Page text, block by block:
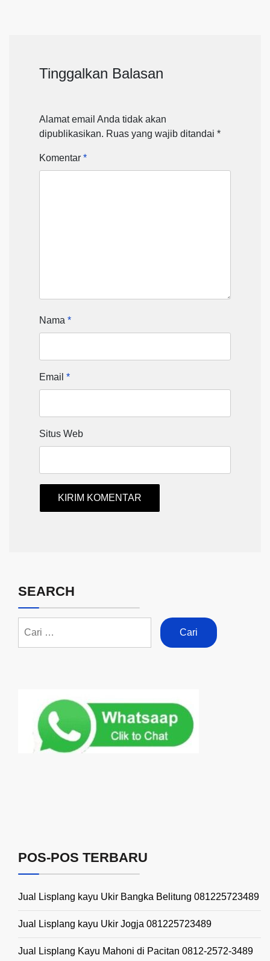
Tinggalkan Balasan
Alamat email Anda tidak akan
dipublikasikan. Ruas yang wajib ditandai *
Komentar *
Nama *
Email *
Situs Web
SEARCH
POS-POS TERBARU
Jual Lisplang kayu Ukir Bangka Belitung 081225723489
Jual Lisplang kayu Ukir Jogja 081225723489
Jual Lisplang Kayu Mahoni di Pacitan 0812-2572-3489